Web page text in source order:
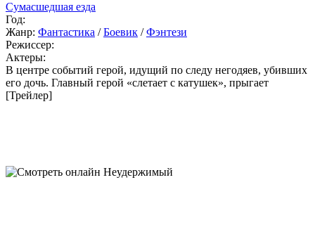
Сумасшедшая езда
Год:
Жанр: Фантастика /Боевик /Фэнтези
Режиссер:
Актеры:
В центре событий герой, идущий по следу негодяев, убивших
его дочь. Главный герой «слетает с катушек», прыгает
[Трейлер]